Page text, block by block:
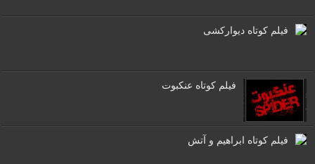
فیلم کوتاه دیوارکشی
فیلم کوتاه عنکبوت
فیلم کوتاه ابراهیم و آتش